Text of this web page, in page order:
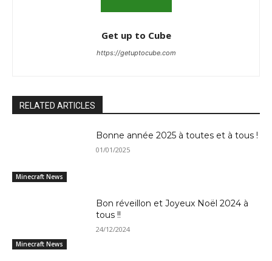
Get up to Cube
https://getuptocube.com
RELATED ARTICLES
Minecraft News
Bonne année 2025 à toutes et à tous !
01/01/2025
Minecraft News
Bon réveillon et Joyeux Noël 2024 à
tous !!
24/12/2024